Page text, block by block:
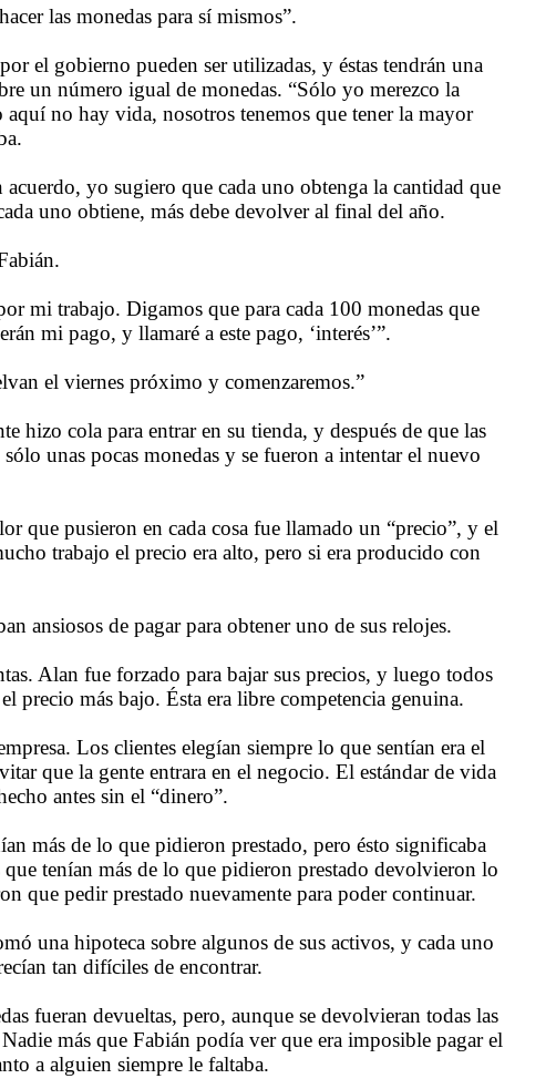
las monedas para sí mismos”.
el gobierno pueden ser utilizadas, y éstas tendrán una
un número igual de monedas. “Sólo yo merezco la
no hay vida, nosotros tenemos que tener la mayor
yo sugiero que cada uno obtenga la cantidad que
uno obtiene, más debe devolver al final del año.
mi trabajo. Digamos que para cada 100 monedas que
mi pago, y llamaré a este pago, ‘interés’”.
el viernes próximo y comenzaremos.”
hizo cola para entrar en su tienda, y después de que las
unas pocas monedas y se fueron a intentar el nuevo
que pusieron en cada cosa fue llamado un “precio”, y el
trabajo el precio era alto, pero si era producido con
ansiosos de pagar para obtener uno de sus relojes.
Alan fue forzado para bajar sus precios, y luego todos
precio más bajo. Ésta era libre competencia genuina.
Los clientes elegían siempre lo que sentían era el
que la gente entrara en el negocio. El estándar de vida
antes sin el “dinero”.
más de lo que pidieron prestado, pero ésto significaba
tenían más de lo que pidieron prestado devolvieron lo
que pedir prestado nuevamente para poder continuar.
una hipoteca sobre algunos de sus activos, y cada uno
tan difíciles de encontrar.
fueran devueltas, pero, aunque se devolvieran todas las
más que Fabián podía ver que era imposible pagar el
a alguien siempre le faltaba.